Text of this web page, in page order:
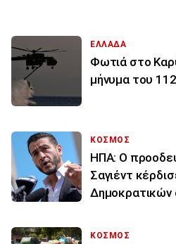
ΕΛΛΑΔΑ
Φωτιά στο
μήνυμα του
ΚΟΣΜΟΣ
ΗΠΑ: Ο
Σαγιέντ
Δημοκρατικών
ΚΟΣΜΟΣ